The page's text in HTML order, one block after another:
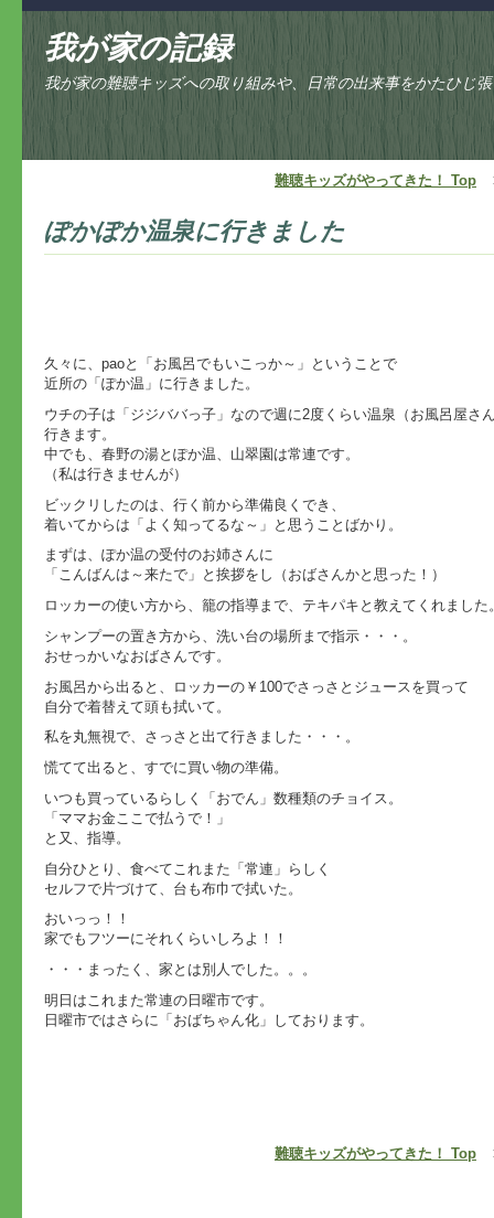
我が家の記録
我が家の難聴キッズへの取り組みや、日常の出来事をかたひじ
難聴キッズがやってきた！ Top
ぽかぽか温泉に行きました
久々に、paoと「お風呂でもいこっか～」ということで
近所の「ぽか温」に行きました。
ウチの子は「ジジババっ子」なので週に2度くらい温泉（お風呂屋さ
行きます。
中でも、春野の湯とぽか温、山翠園は常連です。
（私は行きませんが）
ビックリしたのは、行く前から準備良くでき、
着いてからは「よく知ってるな～」と思うことばかり。
まずは、ぽか温の受付のお姉さんに
「こんばんは～来たで」と挨拶をし（おばさんかと思った！）
ロッカーの使い方から、籠の指導まで、テキパキと教えてくれました
シャンプーの置き方から、洗い台の場所まで指示・・・。
おせっかいなおばさんです。
お風呂から出ると、ロッカーの￥100でさっさとジュースを買って
自分で着替えて頭も拭いて。
私を丸無視で、さっさと出て行きました・・・。
慌てて出ると、すでに買い物の準備。
いつも買っているらしく「おでん」数種類のチョイス。
「ママお金ここで払うで！」
と又、指導。
自分ひとり、食べてこれまた「常連」らしく
セルフで片づけて、台も布巾で拭いた。
おいっっ！！
家でもフツーにそれくらいしろよ！！
・・・まったく、家とは別人でした。。。
明日はこれまた常連の日曜市です。
日曜市ではさらに「おばちゃん化」しております。
難聴キッズがやってきた！ Top